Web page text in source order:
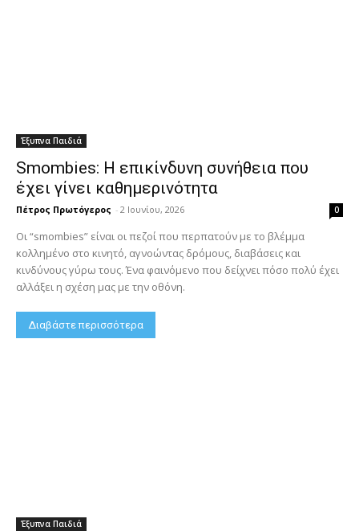
Έξυπνα Παιδιά
Smombies: Η επικίνδυνη συνήθεια που
έχει γίνει καθημερινότητα
Πέτρος Πρωτόγερος - 2 Ιουνίου, 2026 0
Οι “smombies” είναι οι πεζοί που περπατούν με το βλέμμα
κολλημένο στο κινητό, αγνοώντας δρόμους, διαβάσεις και
κινδύνους γύρω τους. Ένα φαινόμενο που δείχνει πόσο πολύ έχει
αλλάξει η σχέση μας με την οθόνη.
Διαβάστε περισσότερα
Έξυπνα Παιδιά